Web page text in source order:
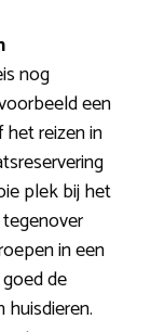
nog
een
het reizen in
plek bij het
in een
de